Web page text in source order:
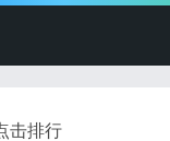
击排行